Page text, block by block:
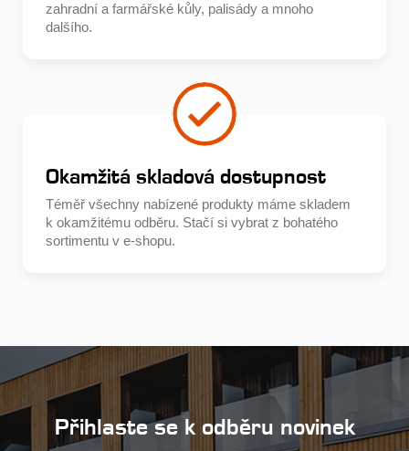
zahradní a farmářské kůly, palisády a mnoho
dalšího.
Okamžitá skladová dostupnost
Téměř všechny nabízené produkty máme skladem
k okamžitému odběru. Stačí si vybrat z bohatého
sortimentu v e-shopu.
Přihlaste se k odběru novinek